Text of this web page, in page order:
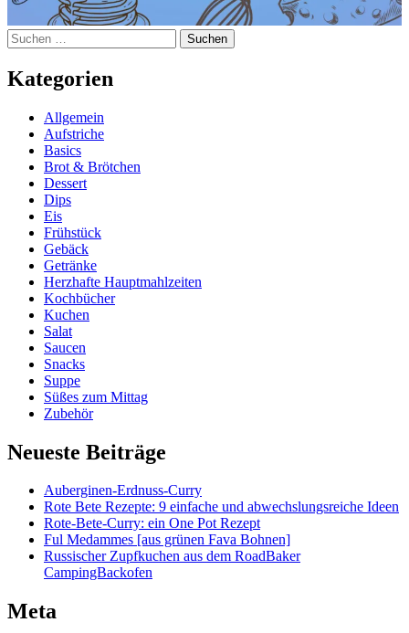
Suchen
nach:
Kategorien
Allgemein
Aufstriche
Basics
Brot & Brötchen
Dessert
Dips
Eis
Frühstück
Gebäck
Getränke
Herzhafte Hauptmahlzeiten
Kochbücher
Kuchen
Salat
Saucen
Snacks
Suppe
Süßes zum Mittag
Zubehör
Neueste Beiträge
Auberginen-Erdnuss-Curry
Rote Bete Rezepte: 9 einfache und abwechslungsreiche Ideen
Rote-Bete-Curry: ein One Pot Rezept
Ful Medammes [aus grünen Fava Bohnen]
Russischer Zupfkuchen aus dem RoadBaker
CampingBackofen
Meta